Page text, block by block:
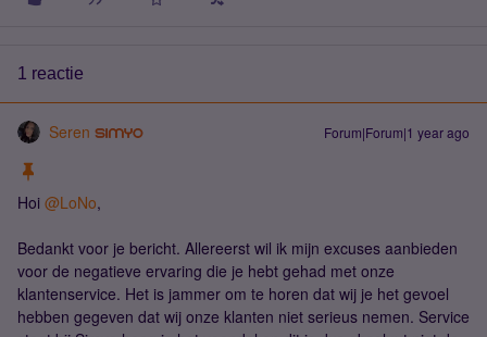
1 reactie
Seren Forum|Forum|1 year ago
Hoi ​ @LoNo,
Bedankt voor je bericht. Allereerst wil ik mijn excuses aanbieden
voor de negatieve ervaring die je hebt gehad met onze
klantenservice. Het is jammer om te horen dat wij je het gevoel
hebben gegeven dat wij onze klanten niet serieus nemen. Service